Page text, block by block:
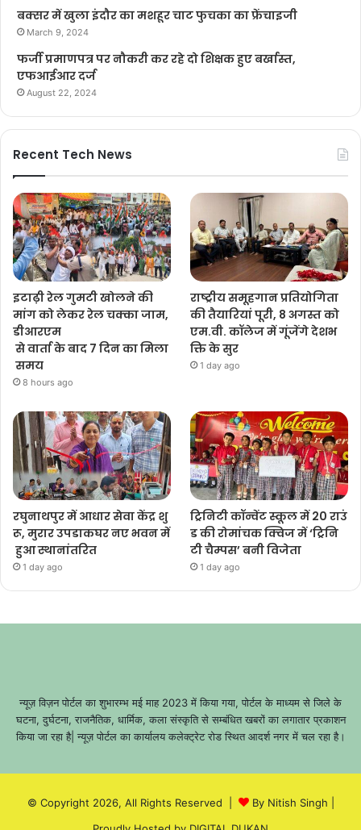
बक्सर में खुला इंदौर का मशहूर चाट फुचका का फ्रेंचाइजी
March 9, 2024
फर्जी प्रमाणपत्र पर नौकरी कर रहे दो शिक्षक हुए बर्खास्त,
एफआईआर दर्ज
August 22, 2024
Recent Tech News
इटाढ़ी रेल गुमटी खोलने की
मांग को लेकर रेल चक्का जाम,
डीआरएम
से वार्ता के बाद 7 दिन का मिला
समय
8 hours ago
राष्ट्रीय समूहगान प्रतियोगिता
की तैयारियां पूरी, 8 अगस्त को
एम.वी. कॉलेज में गूंजेंगे देशभ
क्ति के सुर
1 day ago
रघुनाथपुर में आधार सेवा केंद्र शु
रू, मुरार उपडाकघर नए भवन में
हुआ स्थानांतरित
1 day ago
ट्रिनिटी कॉन्वेंट स्कूल में 20 राउं
ड की रोमांचक क्विज में ‘ट्रिनि
टी चैम्पस’ बनी विजेता
1 day ago
न्यूज़ विज़न पोर्टल का शुभारम्भ मई माह 2023 में किया गया, पोर्टल के माध्यम से जिले के
घटना, दुर्घटना, राजनैतिक, धार्मिक, कला संस्कृति से सम्बंधित खबरों का लगातार प्रकाशन
किया जा रहा है| न्यूज़ पोर्टल का कार्यालय कलेक्ट्रेट रोड स्थित आदर्श नगर में चल रहा है।
© Copyright 2026, All Rights Reserved | By Nitish Singh